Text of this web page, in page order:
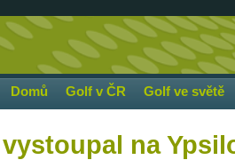
Domů Golf v ČR Golf ve světě
na